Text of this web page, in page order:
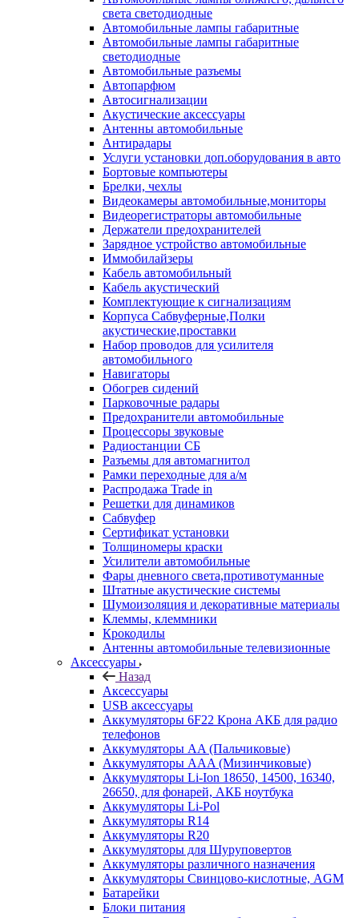
света светодиодные
Автомобильные лампы габаритные
Автомобильные лампы габаритные
светодиодные
Автомобильные разъемы
Автопарфюм
Автосигнализации
Акустические аксессуары
Антенны автомобильные
Антирадары
Услуги установки доп.оборудования в авто
Бортовые компьютеры
Брелки, чехлы
Видеокамеры автомобильные,мониторы
Видеорегистраторы автомобильные
Держатели предохранителей
Зарядное устройство автомобильные
Иммобилайзеры
Кабель автомобильный
Кабель акустический
Комплектующие к сигнализациям
Корпуса Сабвуферные,Полки
акустические,проставки
Набор проводов для усилителя
автомобильного
Навигаторы
Обогрев сидений
Парковочные радары
Предохранители автомобильные
Процессоры звуковые
Радиостанции СБ
Разъемы для автомагнитол
Рамки переходные для а/м
Распродажа Trade in
Решетки для динамиков
Сабвуфер
Сертификат установки
Толщиномеры краски
Усилители автомобильные
Фары дневного света,противотуманные
Штатные акустические системы
Шумоизоляция и декоративные материалы
Клеммы, клеммники
Крокодилы
Антенны автомобильные телевизионные
Аксессуары
Назад
Аксессуары
USB аксессуары
Аккумуляторы 6F22 Крона АКБ для радио
телефонов
Аккумуляторы AA (Пальчиковые)
Аккумуляторы AAA (Мизинчиковые)
Аккумуляторы Li-Ion 18650, 14500, 16340,
26650, для фонарей, АКБ ноутбука
Аккумуляторы Li-Pol
Аккумуляторы R14
Аккумуляторы R20
Аккумуляторы для Шуруповертов
Аккумуляторы различного назначения
Аккумуляторы Свинцово-кислотные, AGM
Батарейки
Блоки питания